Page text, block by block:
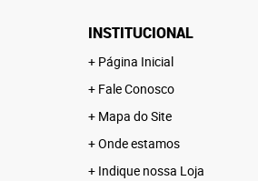
INSTITUCIONAL
Página Inicial
Fale Conosco
Mapa do Site
Onde estamos
Indique nossa Loja